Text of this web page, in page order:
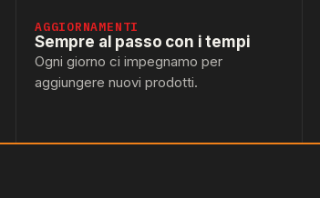
AGGIORNAMENTI
Sempre al passo con i tempi
Ogni giorno ci impegnamo per
aggiungere nuovi prodotti.